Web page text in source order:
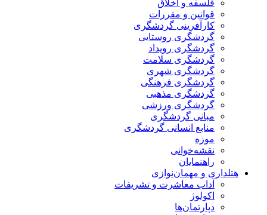
فلسفه و اخلاق
قوانین و مقررات
کارآفرینی گردشگری
گردشگری روستایی
گردشگری رویداد
گردشگری سلامت
گردشگری شهری
گردشگری فرهنگی
گردشگری مذهبی
گردشگری ورزشی
مبانی گردشگری
منابع انسانی گردشگری
موزه
نقشه‌خوانی
راهنمایان
هتلداری و مهمان‌نوازی
آداب معاشرت و تشریفات
اکولوژ
دپارتمان‌ها